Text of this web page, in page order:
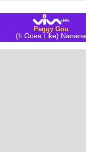
Peggy Gou
(It Goes Like) Nanana